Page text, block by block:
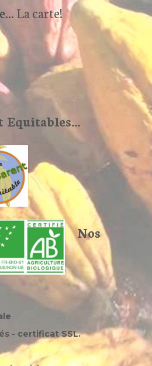
La carte!
Equitables…
Nos
- certificat SSL.